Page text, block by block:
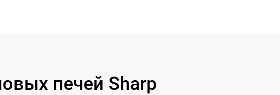
печей Sharp